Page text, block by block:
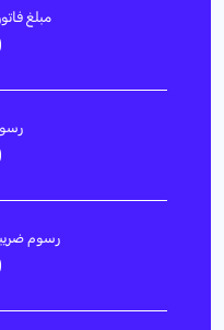
مبلغ
رسوم